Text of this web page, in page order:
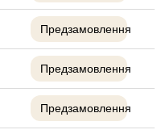
Предзамовлення
Предзамовлення
Предзамовлення